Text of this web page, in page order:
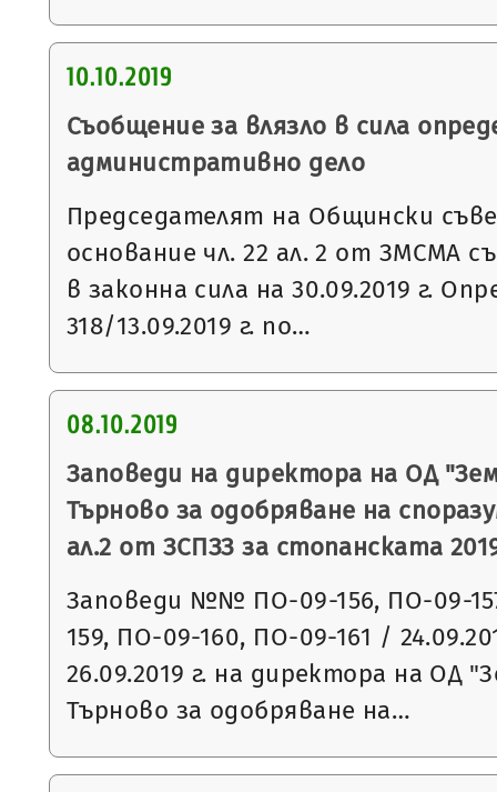
10.10.2019
Съобщение за влязло в сила
административно дело
Председателят на Общински
основание чл. 22 ал. 2 от ЗМСМА
в законна сила на 30.09.2019 г.
318/13.09.2019 г. по…
08.10.2019
Заповеди на директора на ОД
Търново за одобряване на
ал.2 от ЗСПЗЗ за стопанската
Заповеди №№ ПО-09-156, ПО-09-
159, ПО-09-160, ПО-09-161 /
26.09.2019 г. на директора на ОД
Търново за одобряване на…